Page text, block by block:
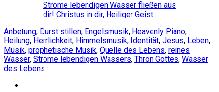
Ströme lebendigen Wasser fließen aus
dir! Christus in dir, Heiliger Geist
Anbetung, Durst stillen, Engelsmusik, Heavenly Piano,
Heilung, Herrlichkeit, Himmelsmusik, Identität, Jesus, Leben,
Musik, prophetische Musik, Quelle des Lebens, reines
Wasser, Ströme lebendigen Wassers, Thron Gottes, Wasser
des Lebens